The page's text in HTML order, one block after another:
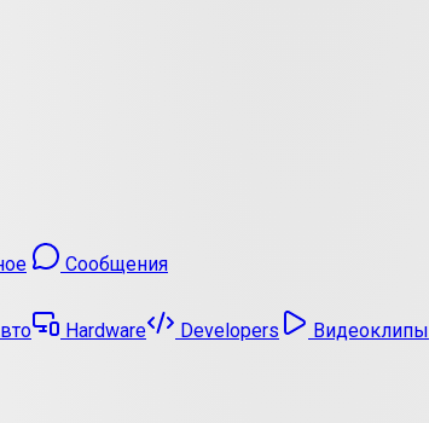
Сообщения
Hardware Developers
Видеоклипы